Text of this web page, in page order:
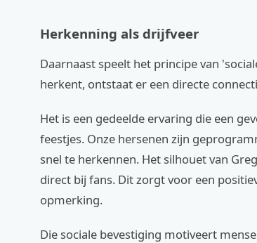
Herkenning als drijfveer
Daarnaast speelt het principe van
herkent, ontstaat er een directe
Het is een gedeelde ervaring die een
feestjes. Onze hersenen zijn
snel te herkennen. Het silhouet van
direct bij fans. Dit zorgt voor een
opmerking.
Die sociale bevestiging motiveert